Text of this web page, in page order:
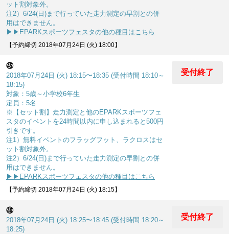
ット割対象外。
注2）6/24(日)まで行っていた走力測定の早割との併
用はできません。
▶▶EPARKスポーツフェスタの他の種目はこちら
【予約締切 2018年07月24日 (火) 18:00】
㊺
2018年07月24日 (火) 18:15〜18:35 (受付時間 18:10～
18:15)
対象：5歳～小学校6年生
定員：5名
※【セット割】走力測定と他のEPARKスポーツフェ
スタのイベントを24時間以内に申し込まれると500円
引きです。
注1）無料イベントのフラッグフット、ラクロスはセ
ット割対象外。
注2）6/24(日)まで行っていた走力測定の早割との併
用はできません。
▶▶EPARKスポーツフェスタの他の種目はこちら
受付終了
【予約締切 2018年07月24日 (火) 18:15】
㊻
2018年07月24日 (火) 18:25〜18:45 (受付時間 18:20～
18:25)
受付終了